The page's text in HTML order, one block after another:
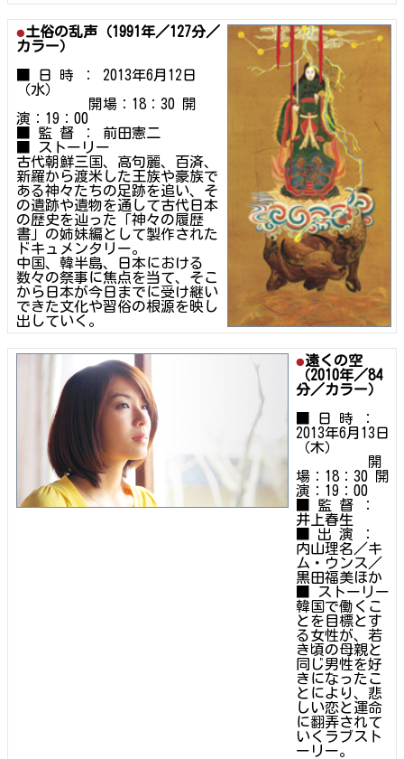
土俗の乱声（1991年／127分／
カラー）
■ 日 時 ： 2013年6月12日
（水）
開場：18：30 開
演：19：00
■ 監 督 ： 前田憲二
■ ストーリー
古代朝鮮三国、高句麗、百済、
新羅から渡米した王族や豪族で
ある神々たちの足跡を追い、そ
の遺跡や遺物を通して古代日本
の歴史を辿った「神々の履歴
書」の姉妹編として製作された
ドキュメンタリー。
中国、韓半島、日本における
数々の祭事に焦点を当て、そこ
から日本が今日までに受け継い
できた文化や習俗の根源を映し
出していく。
遠くの空
（2010年／84
分／カラー）
■ 日 時 ：
2013年6月13日
（木）
開
場：18：30 開
演：19：00
■ 監 督 ：
井上春生
■ 出 演 ：
内山理名／キ
ム・ウンス／
黒田福美ほか
■ ストーリー
韓国で働くこ
とを目標とす
る女性が、若
き頃の母親と
同じ男性を好
きになったこ
とにより、悲
しい恋と運命
に翻弄されて
いくラブスト
ーリー。